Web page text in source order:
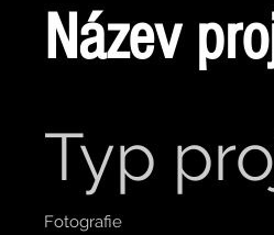
Název
Typ
Fotografie